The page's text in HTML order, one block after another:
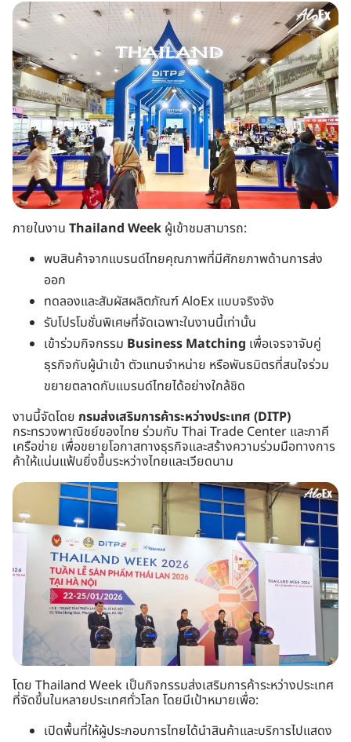
ภายในงาน Thailand Week ผู้เข้าชมสามารถ:
พบสินค้าจากแบรนด์ไทยคุณภาพที่มีศักยภาพด้านการส่ง
ออก
ทดลองและสัมผัสผลิตภัณฑ์ AloEx แบบจริงจัง
รับโปรโมชั่นพิเศษที่จัดเฉพาะในงานนี้เท่านั้น
เข้าร่วมกิจกรรม Business Matching เพื่อเจรจาจับคู่
ธุรกิจกับผู้นำเข้า ตัวแทนจำหน่าย หรือพันธมิตรที่สนใจร่วม
ขยายตลาดกับแบรนด์ไทยได้อย่างใกล้ชิด
งานนี้จัดโดย กรมส่งเสริมการค้าระหว่างประเทศ (DITP)
กระทรวงพาณิชย์ของไทย ร่วมกับ Thai Trade Center และภาคี
เครือข่าย เพื่อขยายโอกาสทางธุรกิจและสร้างความร่วมมือทางการ
ค้าให้แน่นแฟ้นยิ่งขึ้นระหว่างไทยและเวียดนาม
โดย Thailand Week เป็นกิจกรรมส่งเสริมการค้าระหว่างประเทศ
ที่จัดขึ้นในหลายประเทศทั่วโลก โดยมีเป้าหมายเพื่อ:
เปิดพื้นที่ให้ผู้ประกอบการไทยได้นำสินค้าและบริการไปแสดง